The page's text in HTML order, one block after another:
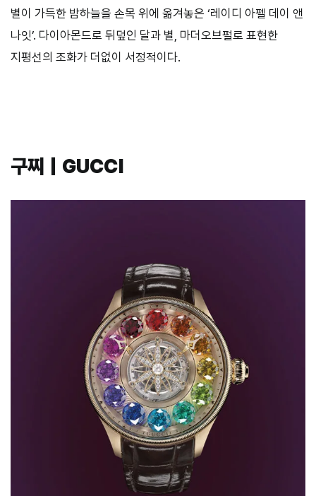
별이 가득한 밤하늘을 손목 위에 옮겨놓은 ‘레이디 아펠 데이 앤
나잇’. 다이아몬드로 뒤덮인 달과 별, 마더오브펄로 표현한
지평선의 조화가 더없이 서정적이다.
구찌｜GUCCI